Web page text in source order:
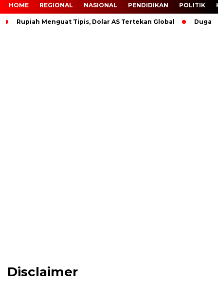
HOME REGIONAL NASIONAL PENDIDIKAN POLITIK
Rupiah Menguat Tipis, Dolar AS Tertekan Global
Disclaimer